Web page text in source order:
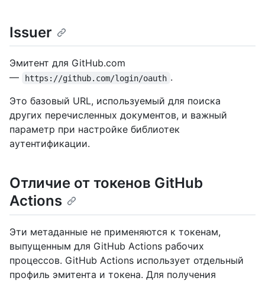
Issuer
Эмитент для GitHub.com
—
https://github.com/login/oauth .
Это базовый URL, используемый для поиска
других перечисленных документов, и важный
параметр при настройке библиотек
аутентификации.
Отличие от токенов GitHub
Actions
Эти метаданные не применяются к токенам,
выпущенным для GitHub Actions рабочих
процессов. GitHub Actions использует отдельный
профиль эмитента и токена. Для получения